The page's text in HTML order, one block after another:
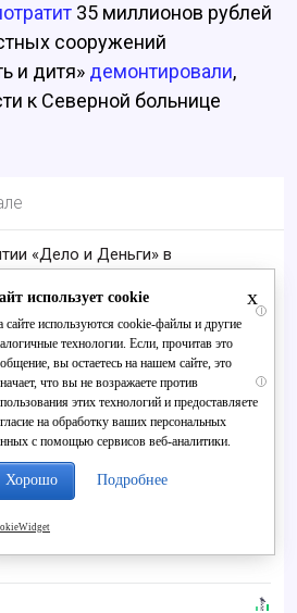
35 миллионов рублей
сооружений
и дитя» демонтировали,
к Северной больнице
«Дело и Деньги» в
истории пострадавших
i
Крыма: Что люди
видят...
i
секунд, а смеяться вы
августа: сообщается о
и реорганизуют
x
использует cookie
сайте используются cookie-файлы и другие
технологии. Если, прочитав это
вы остаетесь на нашем сайте, это
что вы не возражаете против
этих технологий и предоставляете
на обработку ваших персональных
с помощью сервисов веб-аналитики.
Хорошо Подробнее